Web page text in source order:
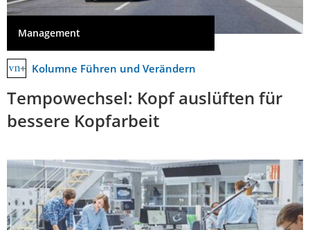
Management
Kolumne Führen und Verändern
Tempowechsel: Kopf auslüften für
bessere Kopfarbeit